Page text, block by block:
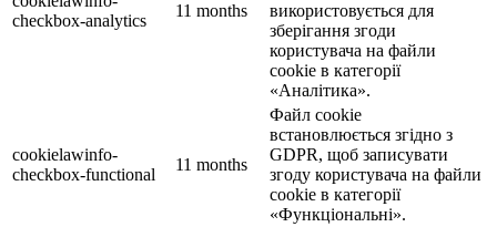
checkbox-analytics
11 months
використовується для
зберігання згоди
користувача на файли
cookie в категорії
«Аналітика».
cookielawinfo-
checkbox-functional
11 months
Файл cookie
встановлюється згідно з
GDPR, щоб записувати
згоду користувача на файли
cookie в категорії
«Функціональні».